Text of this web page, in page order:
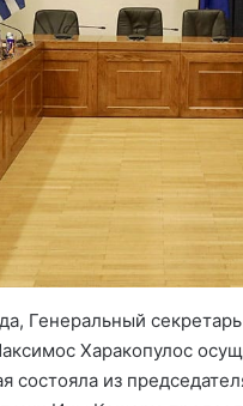
Генеральный
Харакопулос
состояла из